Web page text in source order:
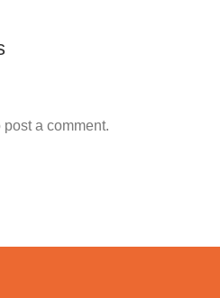
post a comment.